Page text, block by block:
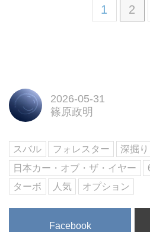
1 2
2026-05-31
篠原政明
スバル フォレスター 深掘り
日本カー・オブ・ザ・イヤー
ターボ
人気 オプション
Facebook